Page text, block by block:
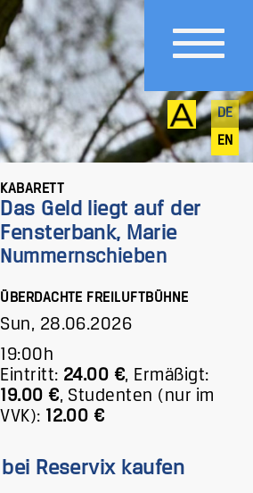
DE
EN
KABARETT
Das Geld liegt auf der
Fensterbank, Marie
Nummernschieben
ÜBERDACHTE FREILUFTBÜHNE
Sun, 28.06.2026
19:00h
Eintritt: 24.00 €, Ermäßigt:
19.00 €, Studenten (nur im
VVK): 12.00 €
Reservix kaufen